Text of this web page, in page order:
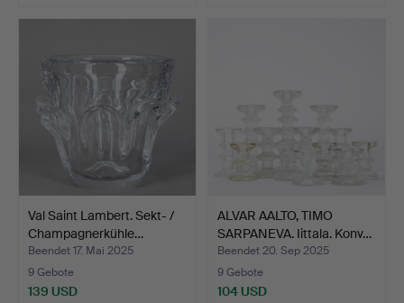
Val Saint Lambert. Sekt- /
Champagnerkühle…
Beendet 17. Mai 2025
9 Gebote
139 USD
ALVAR AALTO, TIMO
SARPANEVA. Iittala. Konv…
Beendet 20. Sep 2025
9 Gebote
104 USD